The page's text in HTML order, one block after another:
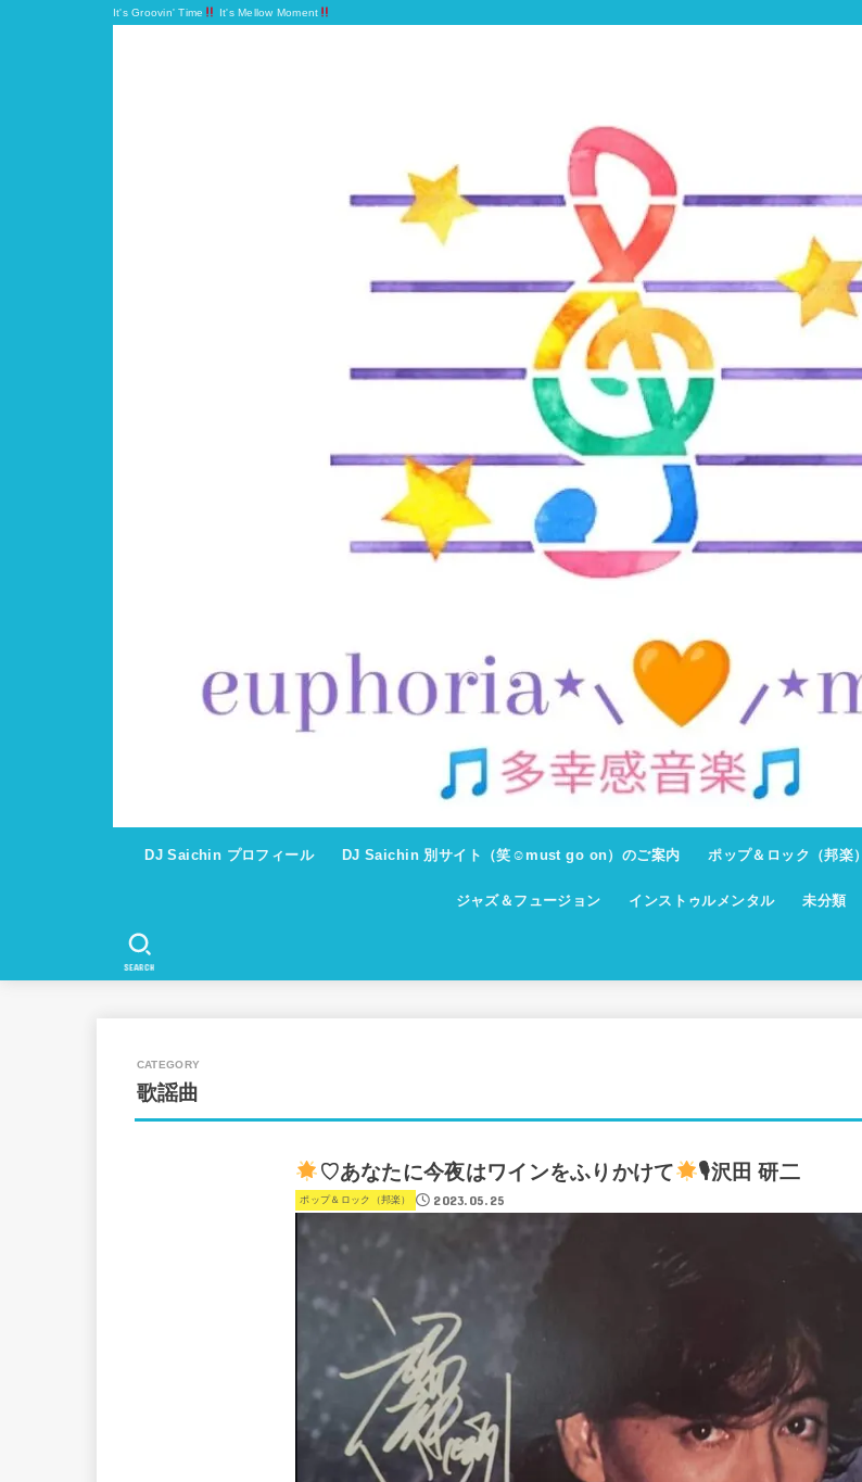
It's Groovin' Time It's Mellow Moment
DJ Saichin プロフィール DJ Saichin 別サイト（笑☺must go on）のご案内 ポップ＆ロック（邦楽）
ジャズ＆フュージョン インストゥルメンタル 未分類
SEARCH
歌謡曲
♡あなたに今夜はワインをふりかけて 🎙沢田 研二
ポップ＆ロック（邦楽） 2023.05.25